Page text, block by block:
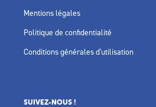
Mentions légales
Politique de confidentialité
Conditions générales d'utilisation
SUIVEZ-NOUS !